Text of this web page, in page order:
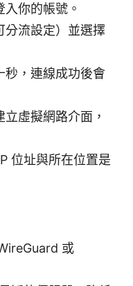
你的帳號。
分流設定）並選擇
秒，連線成功後會
虛擬網路介面，
位址與所在位置是
或